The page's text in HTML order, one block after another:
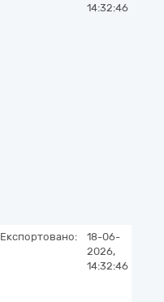
14:32:46
Експортовано:
18-06-
2026,
14:32:46